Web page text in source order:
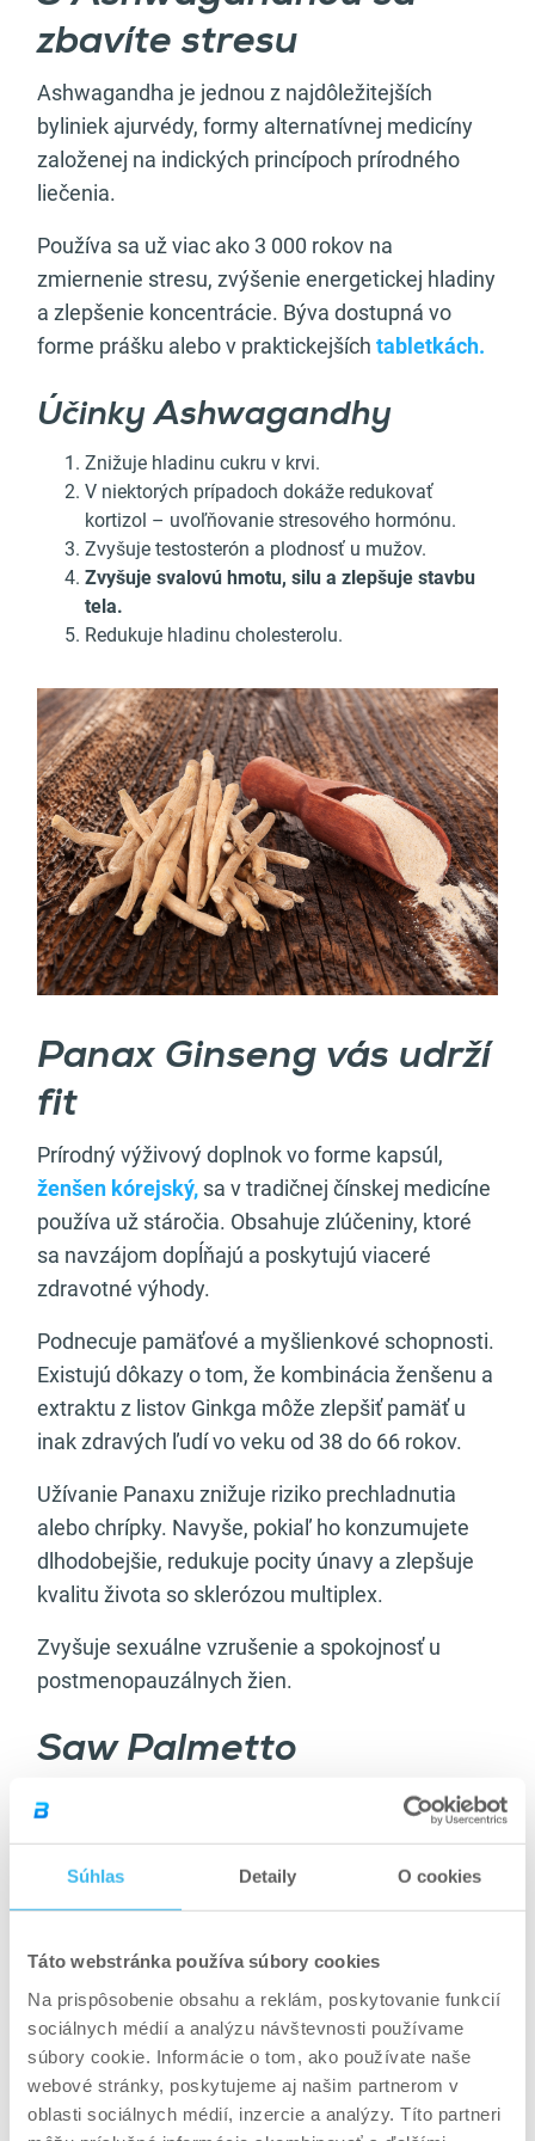
Súhlas Detaily O cookies
Táto webstránka používa súbory cookies
Na prispôsobenie obsahu a reklám, poskytovanie funkcií
sociálnych médií a analýzu návštevnosti používame
súbory cookie. Informácie o tom, ako používate naše
webové stránky, poskytujeme aj našim partnerom v
oblasti sociálnych médií, inzercie a analýzy. Títo partneri
zbavíte stresu
Ashwagandha je jednou z najdôležitejších
byliniek ajurvédy, formy alternatívnej medicíny
založenej na indických princípoch prírodného
liečenia.
Používa sa už viac ako 3 000 rokov na
zmiernenie stresu, zvýšenie energetickej hladiny
a zlepšenie koncentrácie. Býva dostupná vo
forme prášku alebo v praktickejších tabletkách.
Účinky Ashwagandhy
Znižuje hladinu cukru v krvi.
V niektorých prípadoch dokáže redukovať
kortizol – uvoľňovanie stresového hormónu.
Zvyšuje testosterón a plodnosť u mužov.
Zvyšuje svalovú hmotu, silu a zlepšuje stavbu
tela.
Redukuje hladinu cholesterolu.
Panax Ginseng vás udrží
fit
Prírodný výživový doplnok vo forme kapsúl,
ženšen kórejský, sa v tradičnej čínskej medicíne
používa už stáročia. Obsahuje zlúčeniny, ktoré
sa navzájom dopĺňajú a poskytujú viaceré
zdravotné výhody.
Podnecuje pamäťové a myšlienkové schopnosti.
Existujú dôkazy o tom, že kombinácia ženšenu a
extraktu z listov Ginkga môže zlepšiť pamäť u
inak zdravých ľudí vo veku od 38 do 66 rokov.
Užívanie Panaxu znižuje riziko prechladnutia
alebo chrípky. Navyše, pokiaľ ho konzumujete
dlhodobejšie, redukuje pocity únavy a zlepšuje
kvalitu života so sklerózou multiplex.
Zvyšuje sexuálne vzrušenie a spokojnosť u
postmenopauzálnych žien.
Saw Palmetto
Bylinný doplnok stravy Saw Palmetto je druhom
palmy pôvodom z juhovýchodných Spojených
Štátov. Je obľúbený najmä u mužskej časti
prostaty, vyváženie hladín hormónov a prevenciu
vypadávania vlasov u mužov.
Saw palmetto obsahuje antioxidanty, ktoré
zabraňujú poškodeniu buniek, znižujú zápal a
chránia pred chronickými ochoreniami.